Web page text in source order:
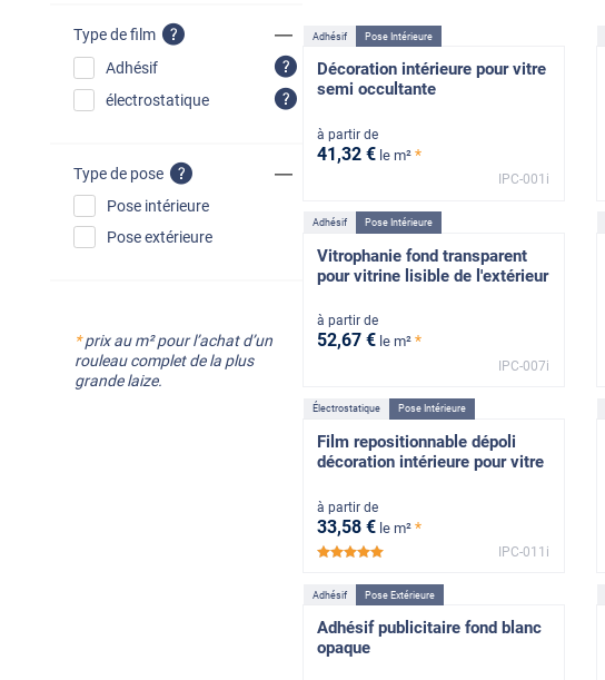
Type de film
Adhésif
électrostatique
Type de pose
Pose intérieure
Pose extérieure
*prix au m² pour l’achat d’un
rouleau complet de la plus
grande laize.
Adhésif Pose Intérieure
Décoration intérieure pour vitre
semi occultante
à partir de
41,32 € le m² *
IPC-001i
Adhésif Pose Intérieure
Vitrophanie fond transparent
pour vitrine lisible de l'extérieur
à partir de
52,67 € le m² *
IPC-007i
Électrostatique Pose Intérieure
Film repositionnable dépoli
décoration intérieure pour vitre
à partir de
33,58 € le m² *
*****
IPC-011i
Adhésif Pose Extérieure
Adhésif publicitaire fond blanc
opaque